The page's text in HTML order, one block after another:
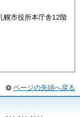
幌市役所本庁舎12階
ページの先頭へ戻る